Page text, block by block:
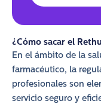
¿Cómo sacar el
En el ámbito de la
farmacéutico, la
profesionales son
servicio seguro y